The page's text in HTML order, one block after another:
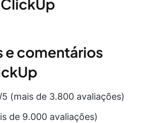
e comentários
(mais de 3.800 avaliações)
de 9.000 avaliações)